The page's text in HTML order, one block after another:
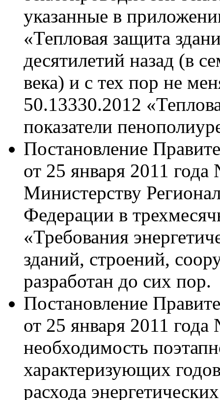
указанные в
«Тепловая защита
десятилетий назад (в
века) и с тех пор не
50.13330.2012
показатели
Постановление
от 25 января 2011
Министерству
Федерации в
«Требования
зданий, строений,
разработан до сих пор.
Постановление
от 25 января 2011
необходимость
характеризующих
расхода